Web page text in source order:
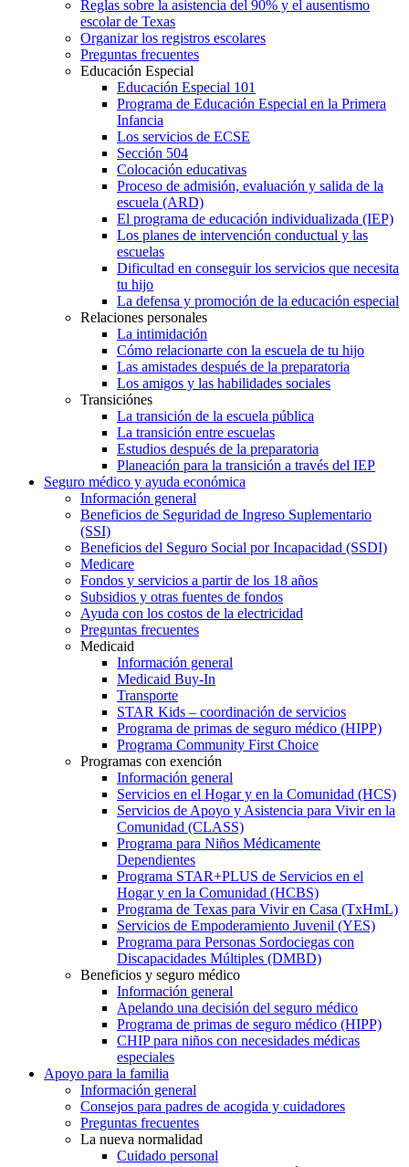
Reglas sobre la asistencia del 90% y el ausentismo
escolar de Texas
Organizar los registros escolares
Preguntas frecuentes
Educación Especial
Educación Especial 101
Programa de Educación Especial en la Primera
Infancia
Los servicios de ECSE
Sección 504
Colocación educativas
Proceso de admisión, evaluación y salida de la
escuela (ARD)
El programa de educación individualizada (IEP)
Los planes de intervención conductual y las
escuelas
Dificultad en conseguir los servicios que necesita
tu hijo
La defensa y promoción de la educación especial
Relaciones personales
La intimidación
Cómo relacionarte con la escuela de tu hijo
Las amistades después de la preparatoria
Los amigos y las habilidades sociales
Transiciónes
La transición de la escuela pública
La transición entre escuelas
Estudios después de la preparatoria
Planeación para la transición a través del IEP
Seguro médico y ayuda económica
Información general
Beneficios de Seguridad de Ingreso Suplementario
(SSI)
Beneficios del Seguro Social por Incapacidad (SSDI)
Medicare
Fondos y servicios a partir de los 18 años
Subsidios y otras fuentes de fondos
Ayuda con los costos de la electricidad
Preguntas frecuentes
Medicaid
Información general
Medicaid Buy-In
Transporte
STAR Kids – coordinación de servicios
Programa de primas de seguro médico (HIPP)
Programa Community First Choice
Programas con exención
Información general
Servicios en el Hogar y en la Comunidad (HCS)
Servicios de Apoyo y Asistencia para Vivir en la
Comunidad (CLASS)
Programa para Niños Médicamente
Dependientes
Programa STAR+PLUS de Servicios en el
Hogar y en la Comunidad (HCBS)
Programa de Texas para Vivir en Casa (TxHmL)
Servicios de Empoderamiento Juvenil (YES)
Programa para Personas Sordociegas con
Discapacidades Múltiples (DMBD)
Beneficios y seguro médico
Información general
Apelando una decisión del seguro médico
Programa de primas de seguro médico (HIPP)
CHIP para niños con necesidades médicas
especiales
Apoyo para la familia
Información general
Consejos para padres de acogida y cuidadores
Preguntas frecuentes
La nueva normalidad
Cuidado personal